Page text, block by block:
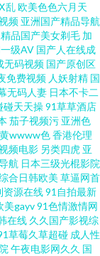
码 国产精品97 激情
情双飞 91作爱 抖阴
老司机 日韩二级色色
五月天视频 欧美亚
页 AAaV在线电影 超
日韩成人有码 婷婷香
57 国产一页 久草资
乱欧美色色六月天
频 亚洲国产精品导航
精品国产美女剃毛 加
级AV 国产人在线成
无码视频 国产原创区
免费视频 人妖射精 国
无码人妻 日本不卡二
碰天天操91草草酒店
茄子视频污 亚洲色
黄wwww色香港伦理
频电影 另类四虎 亚
航 日本三级光棍影院
合日韩欧美 草逼网首
资源在线91自拍最新
美gayv91色情激情网
在线 久久国产影视综
草莓久草超碰 成人性
午夜电影网久久 国